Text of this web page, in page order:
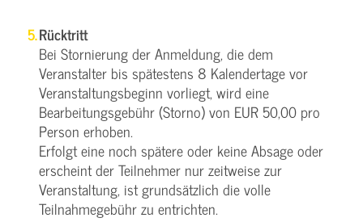
Rücktritt
Bei Stornierung der Anmeldung, die dem
Veranstalter bis spätestens 8 Kalendertage vor
Veranstaltungsbeginn vorliegt, wird eine
Bearbeitungsgebühr (Storno) von EUR 50,00 pro
Person erhoben.
Erfolgt eine noch spätere oder keine Absage oder
erscheint der Teilnehmer nur zeitweise zur
Veranstaltung, ist grundsätzlich die volle
Teilnahmegebühr zu entrichten.